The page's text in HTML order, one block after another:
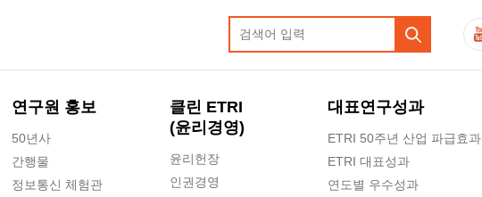
연구원 홍보
50년사
간행물
정보통신 체험관
클린 ETRI
(윤리경영)
윤리헌장
인권경영
대표연구성과
ETRI 50주년 산업 파급효과
ETRI 대표성과
연도별 우수성과